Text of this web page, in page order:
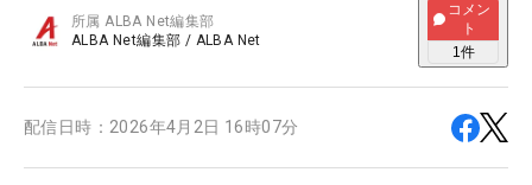
所属ALBA Net編集部
ALBA Net編集部 / ALBA Net
コメン
ト
1件
配信日時： 2026年4月2日 16時07分